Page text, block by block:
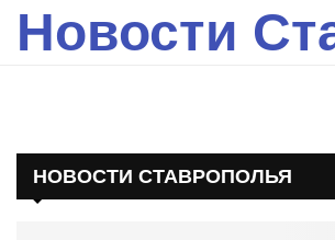
Новости
НОВОСТИ СТАВРОПОЛЬЯ